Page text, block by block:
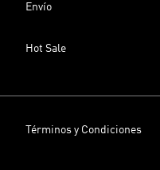
Envío
Hot Sale
Términos y Condiciones